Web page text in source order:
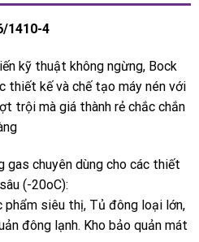
1410-4
kỹ thuật không ngừng, Bock
thiết kế và chế tạo máy nén với
trội mà giá thành rẻ chắc chắn
gas chuyên dùng cho các thiết
(-20oC):
siêu thị, Tủ đông loại lớn,
đông lạnh. Kho bảo quản mát